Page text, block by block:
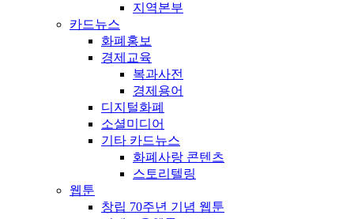
지역본부
카드뉴스
화폐홍보
경제교육
복과사전
경제용어
디지털화폐
소셜미디어
기타 카드뉴스
화폐사랑 콘텐츠
스토리텔링
웹툰
창립 70주년 기념 웹툰